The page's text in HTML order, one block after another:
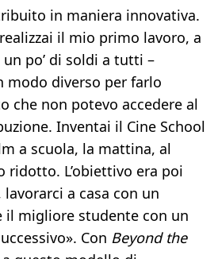
in maniera innovativa.
il mio primo lavoro, a
po’ di soldi a tutti –
modo diverso per farlo
che non potevo accedere al
Inventai il Cine School
a scuola, la mattina, al
L’obiettivo era poi
a casa con un
il migliore studente con un
Con Beyond the